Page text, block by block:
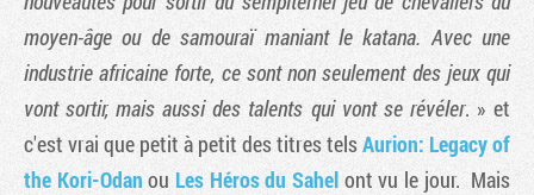
moyen-âge ou de samouraï maniant le katana. Avec une
industrie africaine forte, ce sont non seulement des jeux qui
vont sortir, mais aussi des talents qui vont se révéler. » et
c'est vrai que petit à petit des titres telsAurion: Legacy of
the Kori-Odan ou Les Héros du Sahel ont vu le jour. Mais